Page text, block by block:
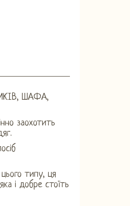
ШАФА,
заохотить
цього типу, ця
і добре стоїть